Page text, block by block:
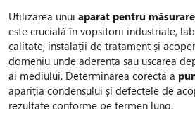
Utilizarea unui aparat pentru
este crucială în vopsitorii industriale,
calitate, instalații de tratament și
domeniu unde aderența sau uscarea
ai mediului. Determinarea corectă a
apariția condensului și defectele de
rezultate conforme pe termen lung.